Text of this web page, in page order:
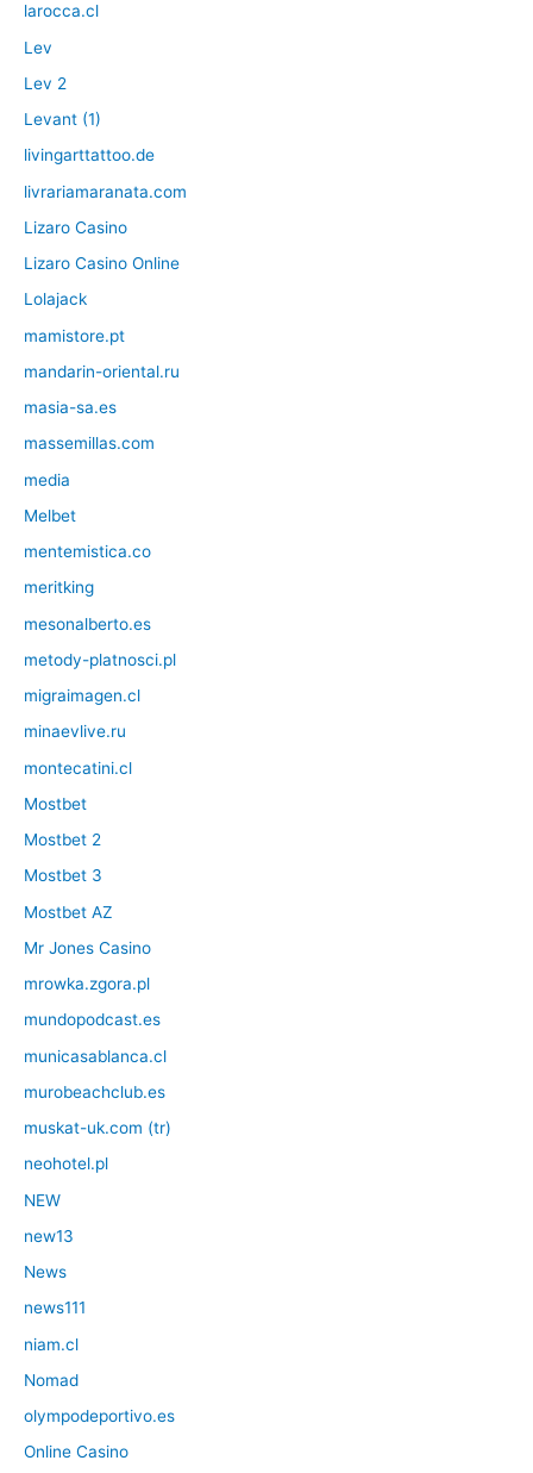
larocca.cl
Lev
Lev 2
Levant (1)
livingarttattoo.de
livrariamaranata.com
Lizaro Casino
Lizaro Casino Online
Lolajack
mamistore.pt
mandarin-oriental.ru
masia-sa.es
massemillas.com
media
Melbet
mentemistica.co
meritking
mesonalberto.es
metody-platnosci.pl
migraimagen.cl
minaevlive.ru
montecatini.cl
Mostbet
Mostbet 2
Mostbet 3
Mostbet AZ
Mr Jones Casino
mrowka.zgora.pl
mundopodcast.es
municasablanca.cl
murobeachclub.es
muskat-uk.com (tr)
neohotel.pl
NEW
new13
News
news111
niam.cl
Nomad
olympodeportivo.es
Online Casino